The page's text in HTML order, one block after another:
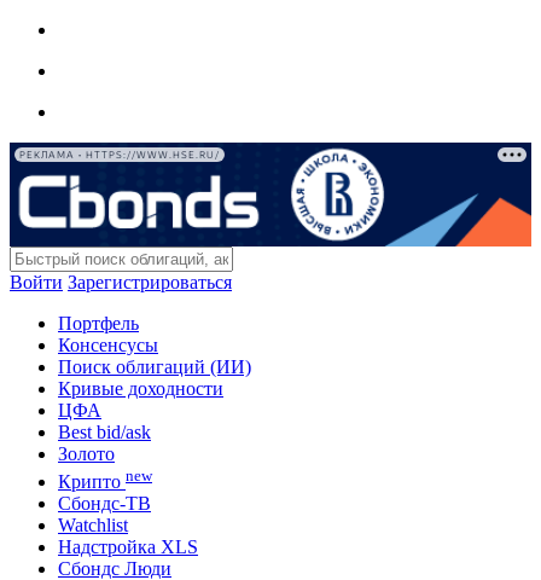
РЕКЛАМА • HTTPS://WWW.HSE.RU/
Войти Зарегистрироваться
Портфель
Консенсусы
Поиск облигаций (ИИ)
Кривые доходности
ЦФА
Best bid/ask
Золото
Крипто new
Сбондс-ТВ
Watchlist
Надстройка XLS
Сбондс Люди